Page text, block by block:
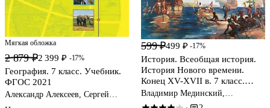
Мягкая обложка
2 879 ₽2 399 ₽ -17%
География. 7 класс. Учебник.
ФГОС 2021
Александр Алексеев, Сергей
599 ₽499 ₽ -17%
История. Всеобщая история.
История Нового времени.
Конец XV-XVII в. 7 класс.
Учебник
Владимир Мединский,
Александр Чубарьян